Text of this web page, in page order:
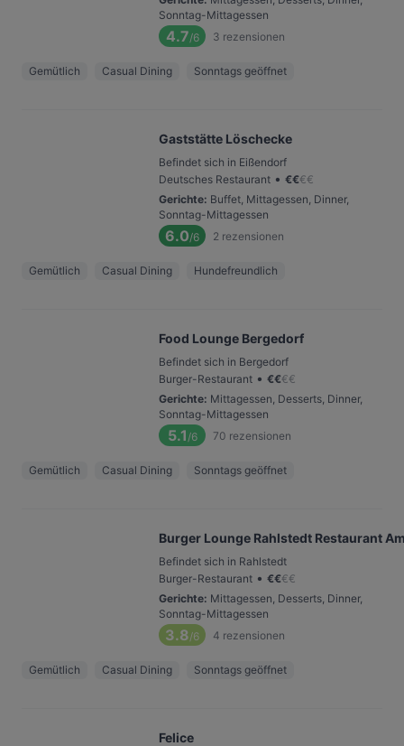
Sonntag-Mittagessen
4.7/6 3 rezensionen
Gemütlich Casual Dining Sonntags geöffnet
Gaststätte Löschecke
Befindet sich in Eißendorf
Deutsches Restaurant • €€€€
Gerichte: Buffet, Mittagessen, Dinner,
Sonntag-Mittagessen
6.0/6 2 rezensionen
Gemütlich Casual Dining Hundefreundlich
Food Lounge Bergedorf
Befindet sich in Bergedorf
Burger-Restaurant • €€€€
Gerichte: Mittagessen, Desserts, Dinner,
Sonntag-Mittagessen
5.1 /6 70 rezensionen
Gemütlich Casual Dining Sonntags geöffnet
Burger Lounge Rahlstedt Restaurant
Befindet sich in Rahlstedt
Burger-Restaurant • €€€€
Gerichte: Mittagessen, Desserts, Dinner,
Sonntag-Mittagessen
3.8/6 4 rezensionen
Gemütlich Casual Dining Sonntags geöffnet
Felice